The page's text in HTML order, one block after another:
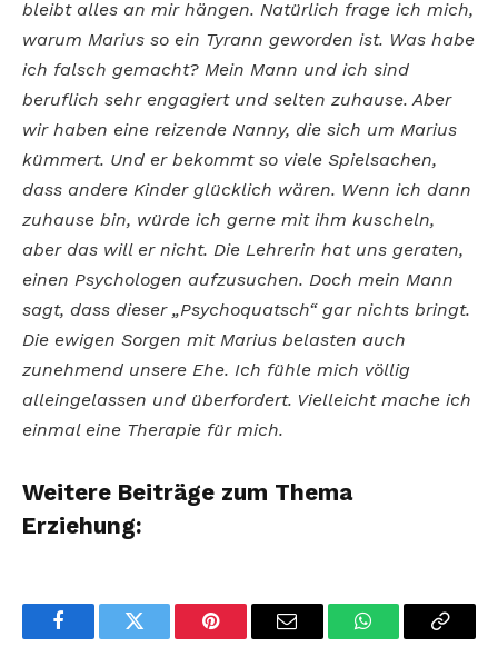
bleibt alles an mir hängen. Natürlich frage ich mich,
warum Marius so ein Tyrann geworden ist. Was habe
ich falsch gemacht? Mein Mann und ich sind
beruflich sehr engagiert und selten zuhause. Aber
wir haben eine reizende Nanny, die sich um Marius
kümmert. Und er bekommt so viele Spielsachen,
dass andere Kinder glücklich wären. Wenn ich dann
zuhause bin, würde ich gerne mit ihm kuscheln,
aber das will er nicht. Die Lehrerin hat uns geraten,
einen Psychologen aufzusuchen. Doch mein Mann
sagt, dass dieser „Psychoquatsch“ gar nichts bringt.
Die ewigen Sorgen mit Marius belasten auch
zunehmend unsere Ehe. Ich fühle mich völlig
alleingelassen und überfordert. Vielleicht mache ich
einmal eine Therapie für mich.
Weitere Beiträge zum Thema
Erziehung:
FacebookTwitter Pinterest Email WhatsAppCopy